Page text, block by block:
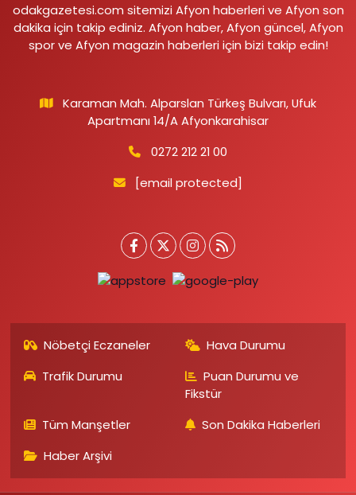
odakgazetesi.com sitemizi Afyon haberleri ve Afyon son
dakika için takip ediniz. Afyon haber, Afyon güncel, Afyon
spor ve Afyon magazin haberleri için bizi takip edin!
Karaman Mah. Alparslan Türkeş Bulvarı, Ufuk
Apartmanı 14/A Afyonkarahisar
0272 212 21 00
[email protected]
Nöbetçi Eczaneler
Hava Durumu
Trafik Durumu
Puan Durumu ve
Fikstür
Tüm Manşetler
Son Dakika Haberleri
Haber Arşivi